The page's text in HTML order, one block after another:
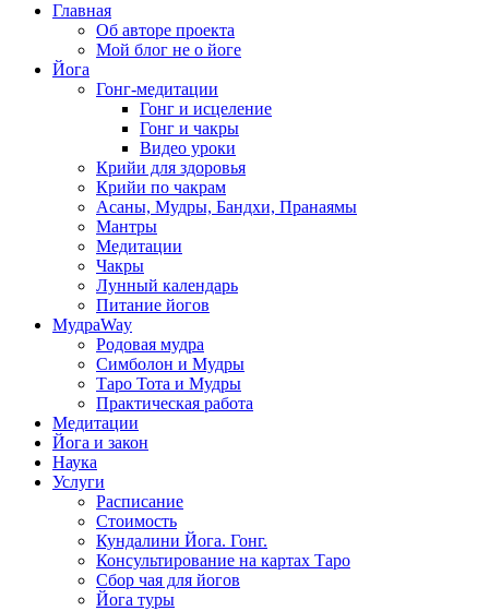
Главная
Об авторе проекта
Мой блог не о йоге
Йога
Гонг-медитации
Гонг и исцеление
Гонг и чакры
Видео уроки
Крийи для здоровья
Крийи по чакрам
Асаны, Мудры, Бандхи, Пранаямы
Мантры
Медитации
Чакры
Лунный календарь
Питание йогов
МудраWay
Родовая мудра
Симболон и Мудры
Таро Тота и Мудры
Практическая работа
Медитации
Йога и закон
Наука
Услуги
Расписание
Стоимость
Кундалини Йога. Гонг.
Консультирование на картах Таро
Сбор чая для йогов
Йога туры